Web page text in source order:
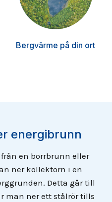
Bergvärme på din ort
energibrunn
en borrbrunn eller
ner kollektorn i en
Detta går till
man ner ett stålrör tills